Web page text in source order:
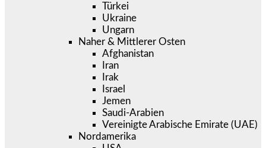
Türkei
Ukraine
Ungarn
Naher & Mittlerer Osten
Afghanistan
Iran
Irak
Israel
Jemen
Saudi-Arabien
Vereinigte Arabische Emirate (UAE)
Nordamerika